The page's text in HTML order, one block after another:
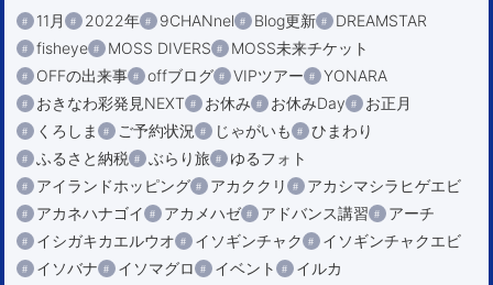
11月 2022年 9CHANnel Blog更新
DREAMSTAR
fisheye
MOSS DIVERS
MOSS未来チケット
OFFの出来事
offブログ VIPツアー
YONARA
おきなわ彩発見NEXT
お休み お休みDay
お正月
くろしま
ご予約状況 じゃがいも
ひまわり
ふるさと納税
ぶらり旅
ゆるフォト
アイランドホッピング
アカククリ
アカシマシラヒゲエビ
アカネハナゴイ
アカメハゼ アドバンス講習
アーチ
イシガキカエルウオ
イソギンチャク
イソギンチャクエビ
イソバナ
イソマグロ イベント
イルカ